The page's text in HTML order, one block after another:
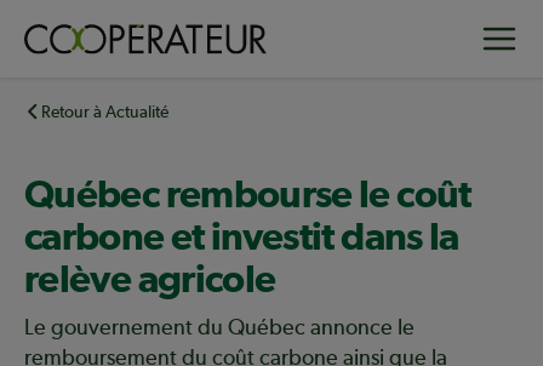
principalRetour à Actualité
Québec rembourse le coût
carbone et investit dans la
relève agricole
Le gouvernement du Québec annonce le
remboursement du coût carbone ainsi que la